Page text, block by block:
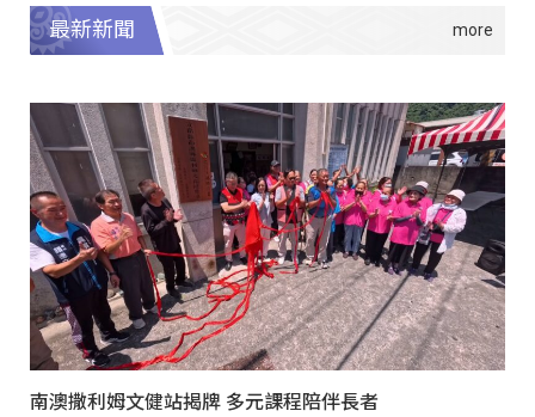
最新新聞
南澳撒利姆文健站揭牌 多元課程陪伴長者